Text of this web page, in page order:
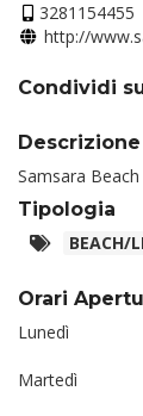
3281154455
http://
Condividi
Descrizione
Samsara
Tipologia
BEACH/
Orari
Lunedì
Martedì